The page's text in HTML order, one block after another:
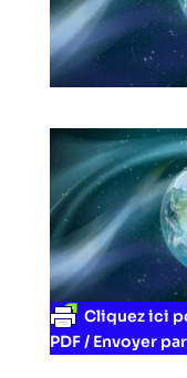
Cliquez ici
PDF / Envoyer